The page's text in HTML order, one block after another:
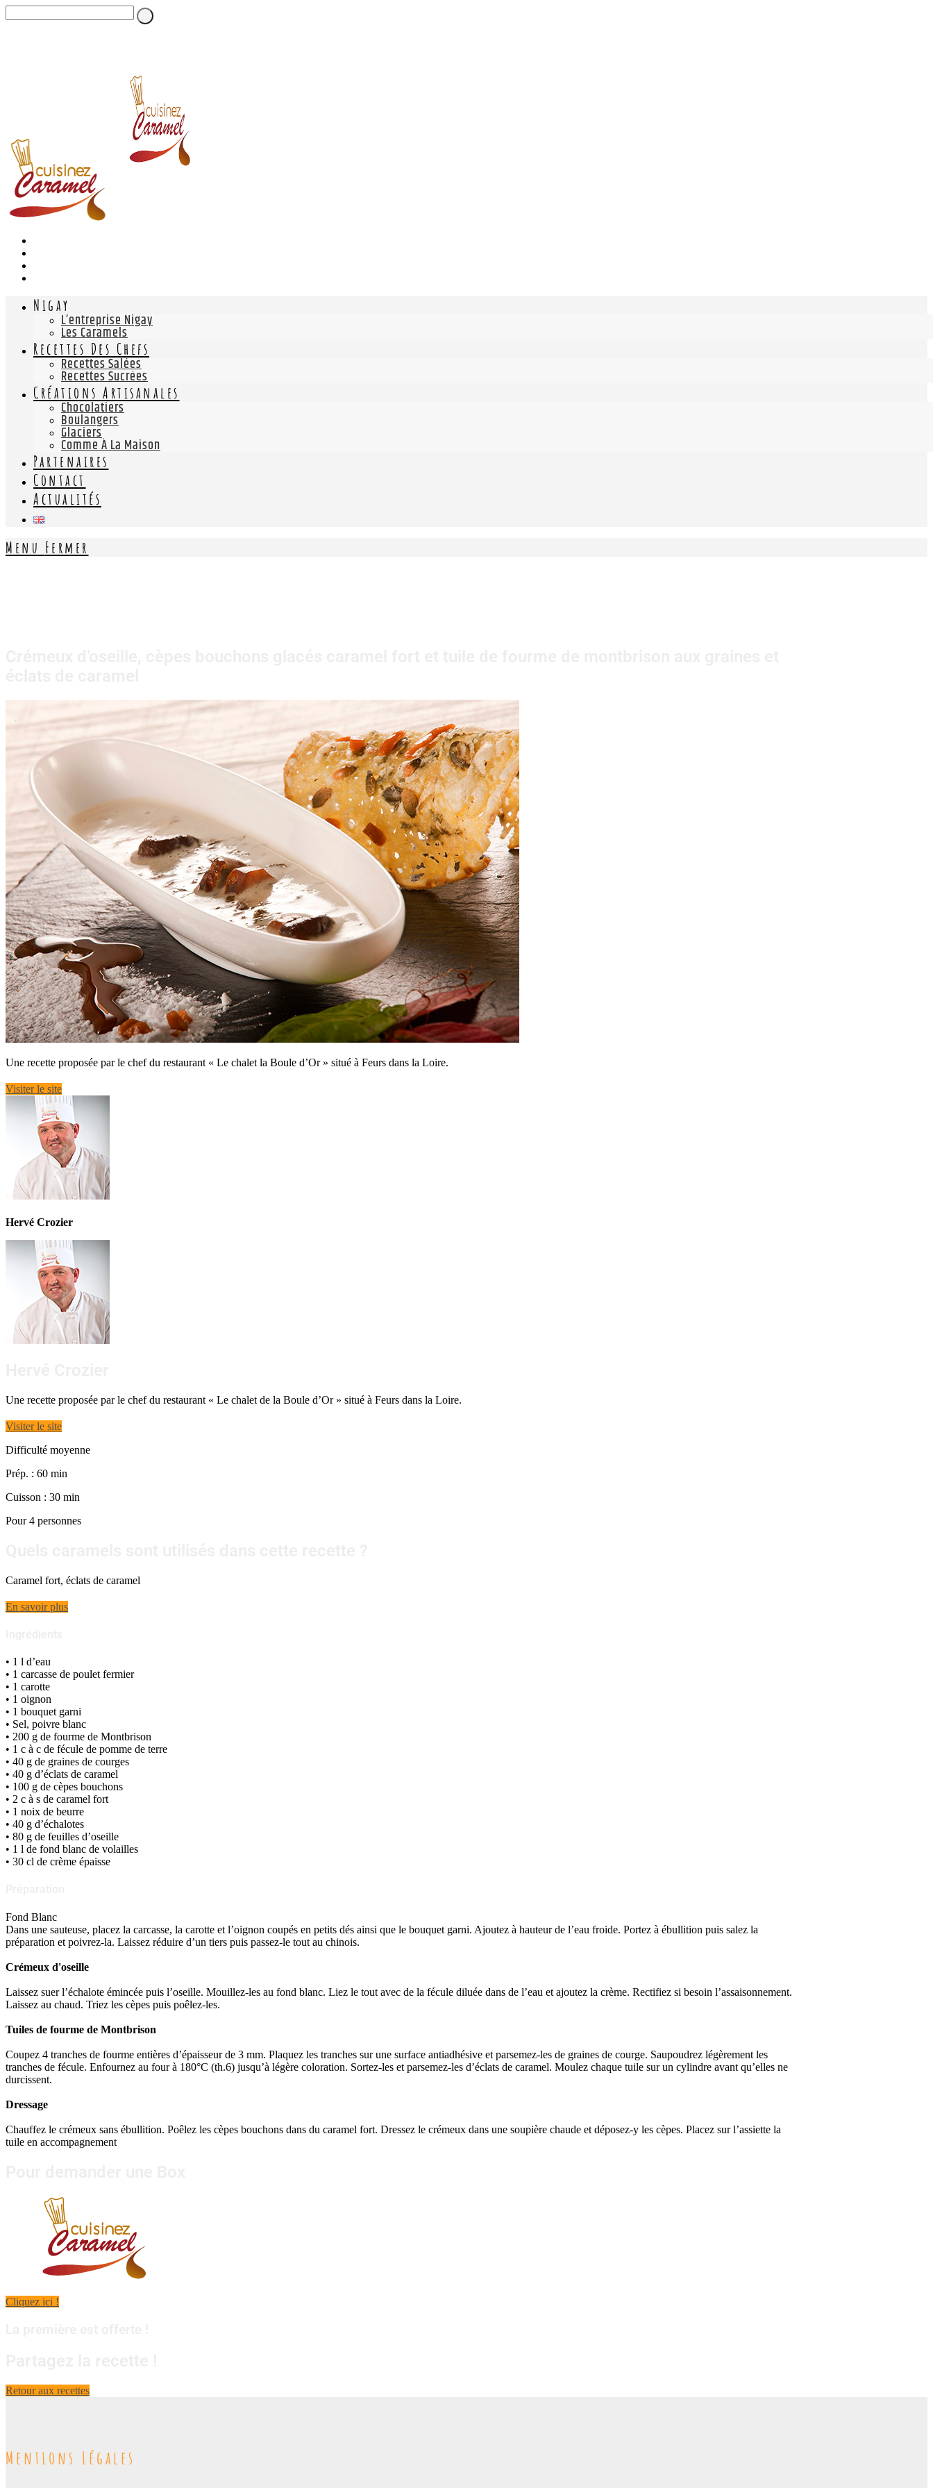
Nigay
L’entreprise Nigay
Les Caramels
Recettes Des Chefs
Recettes Salées
Recettes Sucrées
Créations Artisanales
Chocolatiers
Boulangers
Glaciers
Comme À La Maison
Partenaires
Contact
Actualités
Menu Fermer
Une recette proposée par le chef du restaurant « Le chalet la Boule d’Or » situé à Feurs dans la Loire.
Visiter le site
Hervé Crozier
Une recette proposée par le chef du restaurant « Le chalet de la Boule d’Or » situé à Feurs dans la Loire.
Visiter le site
Difficulté moyenne
Prép. : 60 min
Cuisson : 30 min
Pour 4 personnes
Caramel fort, éclats de caramel
En savoir plus
• 1 l d’eau
• 1 carcasse de poulet fermier
• 1 carotte
• 1 oignon
• 1 bouquet garni
• Sel, poivre blanc
• 200 g de fourme de Montbrison
• 1 c à c de fécule de pomme de terre
• 40 g de graines de courges
• 40 g d’éclats de caramel
• 100 g de cèpes bouchons
• 2 c à s de caramel fort
• 1 noix de beurre
• 40 g d’échalotes
• 80 g de feuilles d’oseille
• 1 l de fond blanc de volailles
• 30 cl de crème épaisse
Fond Blanc
Dans une sauteuse, placez la carcasse, la carotte et l’oignon coupés en petits dés ainsi que le bouquet garni. Ajoutez à hauteur de l’eau froide. Portez à ébullition puis salez la
préparation et poivrez-la. Laissez réduire d’un tiers puis passez-le tout au chinois.
Crémeux d'oseille
Laissez suer l’échalote émincée puis l’oseille. Mouillez-les au fond blanc. Liez le tout avec de la fécule diluée dans de l’eau et ajoutez la crème. Rectifiez si besoin l’assaisonnement.
Laissez au chaud. Triez les cèpes puis poêlez-les.
Tuiles de fourme de Montbrison
Coupez 4 tranches de fourme entières d’épaisseur de 3 mm. Plaquez les tranches sur une surface antiadhésive et parsemez-les de graines de courge. Saupoudrez légèrement les
tranches de fécule. Enfournez au four à 180°C (th.6) jusqu’à légère coloration. Sortez-les et parsemez-les d’éclats de caramel. Moulez chaque tuile sur un cylindre avant qu’elles ne
durcissent.
Dressage
Chauffez le crémeux sans ébullition. Poêlez les cèpes bouchons dans du caramel fort. Dressez le crémeux dans une soupière chaude et déposez-y les cèpes. Placez sur l’assiette la
tuile en accompagnement
Cliquez ici !
Retour aux recettes
Mentions Légales